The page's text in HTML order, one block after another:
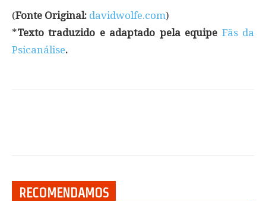
(Fonte Original: davidwolfe.com)
*Texto traduzido e adaptado pela equipe Fãs da
Psicanálise.
RECOMENDAMOS